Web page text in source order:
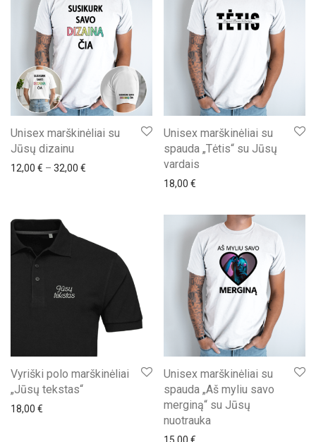
Unisex marškinėliai su
Jūsų dizainu
12,00 € – 32,00 € Price range: 12,00 € through 32,00 €
Unisex marškinėliai su
spauda „Tėtis“ su Jūsų
vardais
18,00 €
Vyriški polo marškinėliai
„Jūsų tekstas“
18,00 €
Unisex marškinėliai su
spauda „Aš myliu savo
merginą“ su Jūsų
nuotrauka